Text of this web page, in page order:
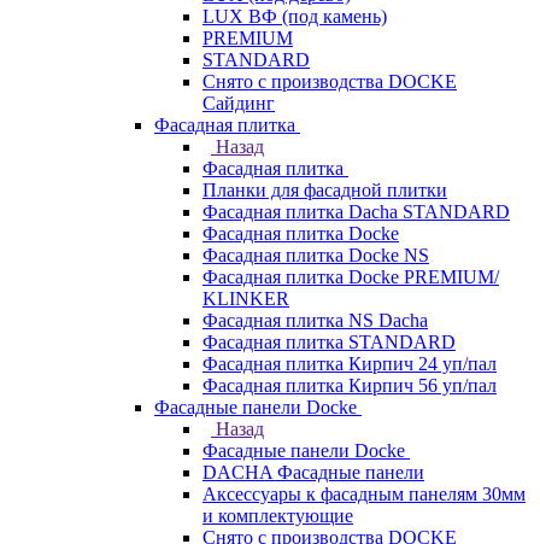
LUX ВФ (под камень)
PREMIUM
STANDARD
Снято с производства DOCKE
Сайдинг
Фасадная плитка
Назад
Фасадная плитка
Планки для фасадной плитки
Фасадная плитка Dacha STANDARD
Фасадная плитка Docke
Фасадная плитка Docke NS
Фасадная плитка Docke PREMIUM/
KLINKER
Фасадная плитка NS Dacha
Фасадная плитка STANDARD
Фасадная плитка Кирпич 24 уп/пал
Фасадная плитка Кирпич 56 уп/пал
Фасадные панели Docke
Назад
Фасадные панели Docke
DACHA Фасадные панели
Аксессуары к фасадным панелям 30мм
и комплектующие
Снято с производства DOCKE